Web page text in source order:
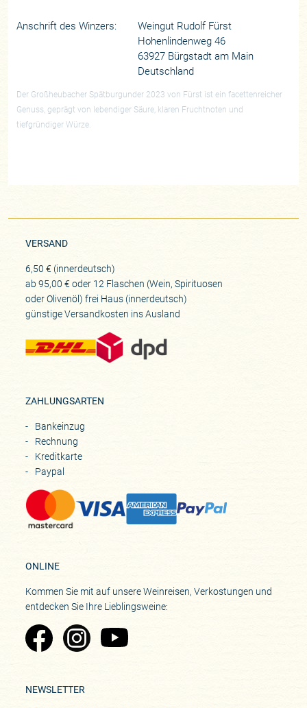
Anschrift des Winzers:
Weingut Rudolf Fürst
Hohenlindenweg 46
63927 Bürgstadt am Main
Deutschland
Der Großheubacher Spätburgunder 2023 von Fürst ist ein facettenreicher
Genuss, geprägt von lebendiger Säure, klaren Fruchtnoten und
tiefgründiger Würze.
VERSAND
6,50 € (innerdeutsch)
ab 95,00 € oder 12 Flaschen (Wein, Spirituosen
oder Olivenöl) frei Haus (innerdeutsch)
günstige Versandkosten ins Ausland
ZAHLUNGSARTEN
Bankeinzug
Rechnung
Kreditkarte
Paypal
ONLINE
Kommen Sie mit auf unsere Weinreisen, Verkostungen und
entdecken Sie Ihre Lieblingsweine:
Zu Pinard's Facebook-Seite
Zu Pinard's Instagram-Seite
Zu Pinard's YouTube-Seite
NEWSLETTER